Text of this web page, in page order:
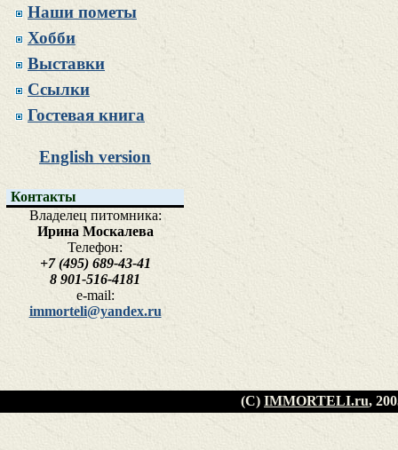
Наши пометы
Хобби
Выставки
Ссылки
Гостевая книга
English version
Контакты
Владелец питомника:
Ирина Москалева
Телефон:
+7 (495) 689-43-41
8 901-516-4181
e-mail:
immorteli@yandex.ru
(C) IMMORTELI.ru,